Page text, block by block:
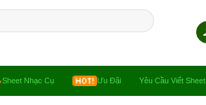
Sheet Nhạc Cụ Ưu Đãi Yêu Cầu Viết Sheet